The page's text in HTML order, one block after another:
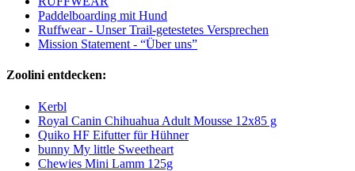
Paddelboarding mit Hund
Ruffwear - Unser Trail-getestetes Versprechen
Mission Statement - “Über uns”
Zoolini entdecken:
Kerbl
Royal Canin Chihuahua Adult Mousse 12x85 g
Quiko HF Eifutter für Hühner
bunny My little Sweetheart
Chewies Mini Lamm 125g